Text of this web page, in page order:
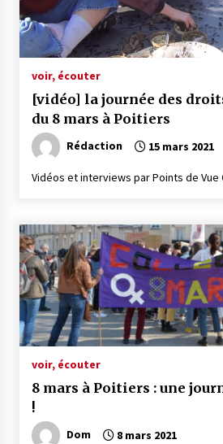
voir, écouter
[vidéo] la journée des
du 8 mars à Poitiers
Rédaction 15 mars 2021
Vidéos et interviews par Points de Vue
voir, écouter
8 mars à Poitiers : une
!
Dom 8 mars 2021